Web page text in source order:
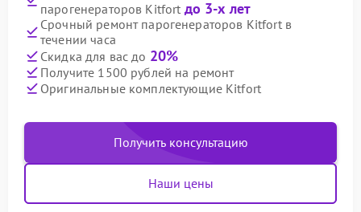
парогенераторов Kitfort до 3-х лет
Срочный ремонт парогенераторов Kitfort в
течении часа
Скидка для вас до 20%
Получите 1500 рублей на ремонт
Оригинальные комплектующие Kitfort
Получить консультацию
Наши цены